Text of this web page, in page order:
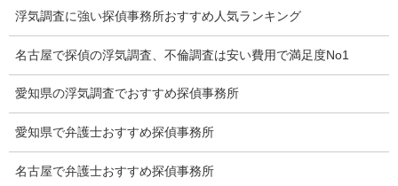
浮気をする人
探偵社の選び方
浮気調査に強い探偵事務所おすすめ人気ランキング
名古屋で探偵の浮気調査、不倫調査は安い費用で満足度No1
愛知県の浮気調査でおすすめ探偵事務所
愛知県で弁護士おすすめ探偵事務所
名古屋で弁護士おすすめ探偵事務所